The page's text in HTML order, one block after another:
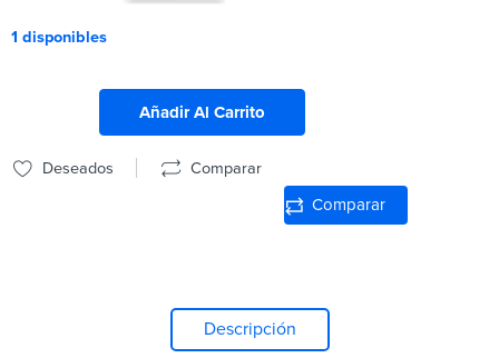
1 disponibles
Añadir Al Carrito
Deseados Comparar
Comparar
Descripción